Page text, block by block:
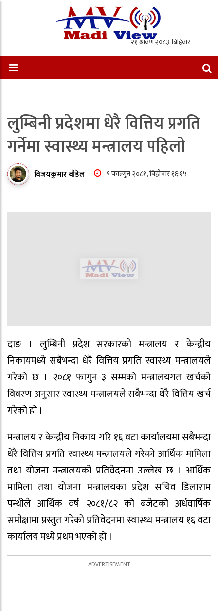
लुम्बिनी प्रदेशमा धेरै वित्तिय प्रगति
गर्नेमा स्वास्थ्य मन्त्रालय पहिलो
विजयकुमार बौडेल ९ फाल्गुन २०८१, बिहीबार १६:१५
दाङ । लुम्बिनी प्रदेश सरकारको मन्त्रालय र केन्द्रीय
निकायमध्ये सबैभन्दा धेरै वित्तिय प्रगति स्वास्थ्य मन्त्रालयले
गरेको छ । २०८१ फागुन ३ सम्मको मन्त्रालयगत खर्चको
विवरण अनुसार स्वास्थ्य मन्त्रालयले सबैभन्दा धेरै वित्तिय खर्च
गरेको हो ।
मन्त्रालय र केन्द्रीय निकाय गरि १६ वटा कार्यालयमा सबैभन्दा
धेरै वित्तिय प्रगति स्वास्थ्य मन्त्रालयले गरेको आर्थिक मामिला
तथा योजना मन्त्रालयको प्रतिवेदनमा उल्लेख छ । आर्थिक
मामिला तथा योजना मन्त्रालयका प्रदेश सचिव डिलाराम
पन्थीले आर्थिक वर्ष २०८१/८२ को बजेटको अर्धवार्षिक
समीक्षामा प्रस्तुत गरेको प्रतिवेदनमा स्वास्थ्य मन्त्रालय १६ वटा
कार्यालय मध्ये प्रथम भएको हो ।